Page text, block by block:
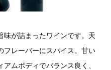
味が詰まったワインです。天
フレーバーにスパイス、甘い
ムボディでバランス良く、